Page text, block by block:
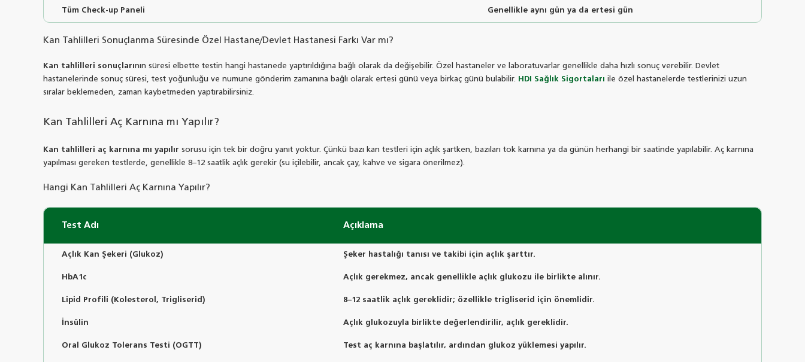
Tüm Check-up Paneli Genellikle aynı gün ya da ertesi gün
Kan Tahlilleri Sonuçlanma Süresinde Özel Hastane/Devlet Hastanesi Farkı Var mı?
Kan tahlilleri sonuçlarının süresi elbette testin hangi hastanede yaptırıldığına bağlı olarak da değişebilir. Özel hastaneler ve laboratuvarlar genellikle daha hızlı sonuç verebilir. Devlet
hastanelerinde sonuç süresi, test yoğunluğu ve numune gönderim zamanına bağlı olarak ertesi günü veya birkaç günü bulabilir. HDI Sağlık Sigortaları ile özel hastanelerde testlerinizi uzun
sıralar beklemeden, zaman kaybetmeden yaptırabilirsiniz.
Kan Tahlilleri Aç Karnına mı Yapılır?
Kan tahlilleri aç karnına mı yapılır sorusu için tek bir doğru yanıt yoktur. Çünkü bazı kan testleri için açlık şartken, bazıları tok karnına ya da günün herhangi bir saatinde yapılabilir. Aç karnına
yapılması gereken testlerde, genellikle 8–12 saatlik açlık gerekir (su içilebilir, ancak çay, kahve ve sigara önerilmez).
Hangi Kan Tahlilleri Aç Karnına Yapılır?
Test Adı Açıklama
Açlık Kan Şekeri (Glukoz) Şeker hastalığı tanısı ve takibi için açlık şarttır.
HbA1c Açlık gerekmez, ancak genellikle açlık glukozu ile birlikte alınır.
Lipid Profili (Kolesterol, Trigliserid) 8–12 saatlik açlık gereklidir; özellikle trigliserid için önemlidir.
İnsülin Açlık glukozuyla birlikte değerlendirilir, açlık gereklidir.
Oral Glukoz Tolerans Testi (OGTT) Test aç karnına başlatılır, ardından glukoz yüklemesi yapılır.